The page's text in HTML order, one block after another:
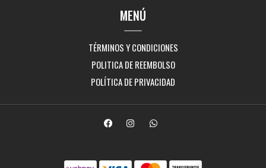
MENÚ
TÉRMINOS Y CONDICIONES
POLITICA DE REEMBOLSO
POLÍTICA DE PRIVACIDAD